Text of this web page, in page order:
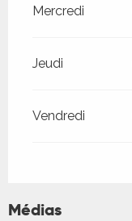
Mercredi
Jeudi
Vendredi
Médias